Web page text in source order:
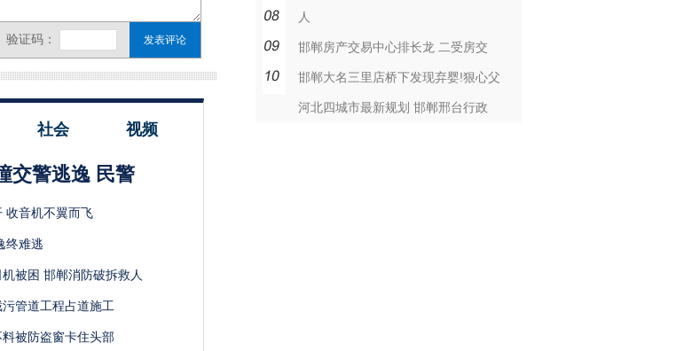
社会 视频
交警逃逸 民警
收音机不翼而飞
终难逃
被困 邯郸消防破拆救人
管道工程占道施工
被防盗窗卡住头部
人
邯郸房产交易中心排长龙 二受房交
邯郸大名三里店桥下发现弃婴!狠心父
河北四城市最新规划 邯郸邢台行政